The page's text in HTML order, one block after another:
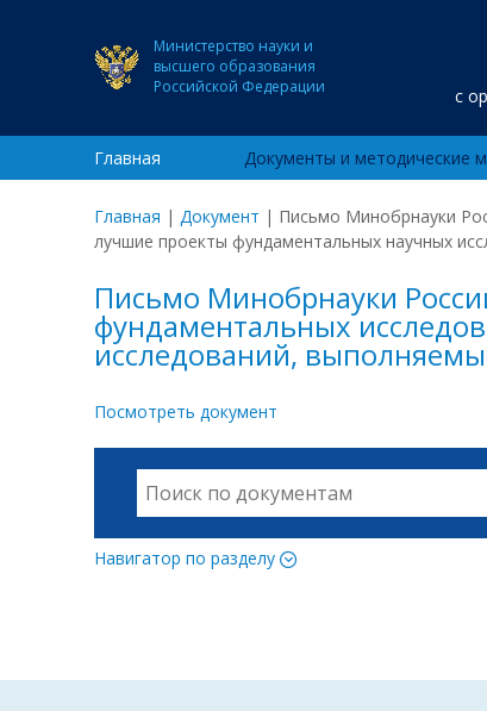
Министерство науки и
высшего образования
Российской Федерации
с
Главная Документы и методические
Главная | Документ | Письмо Минобрнауки
лучшие проекты фундаментальных научных
Письмо Минобрнауки
фундаментальных
исследований,
Посмотреть документ
Навигатор по разделу